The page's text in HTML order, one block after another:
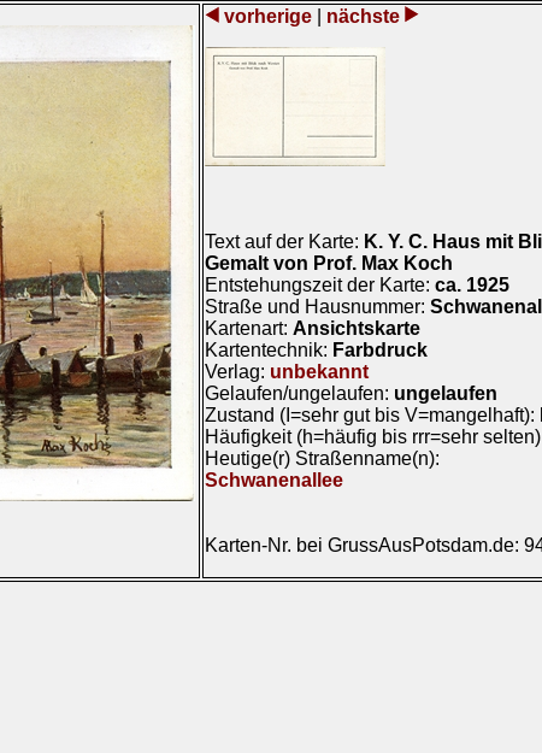
vorherige nächste
Text auf der Karte: K. Y. C. Haus mit
Gemalt von Prof. Max Koch
Entstehungszeit der Karte: ca. 1925
Straße und Hausnummer:
Kartenart: Ansichtskarte
Kartentechnik: Farbdruck
Verlag: unbekannt
Gelaufen/ungelaufen: ungelaufen
Zustand (I=sehr gut bis V=mangelhaft):
Häufigkeit (h=häufig bis rrr=sehr
Heutige(r) Straßenname(n):
Schwanenallee
Karten-Nr. bei GrussAusPotsdam.de: